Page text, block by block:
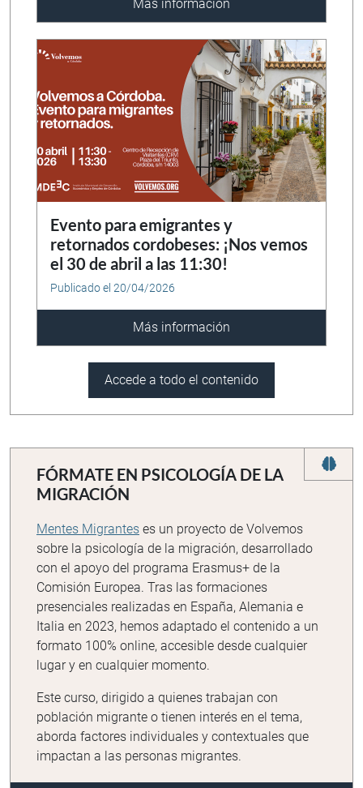
Más información
Evento para emigrantes y
retornados cordobeses: ¡Nos vemos
el 30 de abril a las 11:30!
Publicado el 20/04/2026
Más información
Accede a todo el contenido
FÓRMATE EN PSICOLOGÍA DE LA
MIGRACIÓN
Mentes Migrantes es un proyecto de Volvemos
sobre la psicología de la migración, desarrollado
con el apoyo del programa Erasmus+ de la
Comisión Europea. Tras las formaciones
presenciales realizadas en España, Alemania e
Italia en 2023, hemos adaptado el contenido a un
formato 100% online, accesible desde cualquier
lugar y en cualquier momento.
Este curso, dirigido a quienes trabajan con
población migrante o tienen interés en el tema,
aborda factores individuales y contextuales que
impactan a las personas migrantes.